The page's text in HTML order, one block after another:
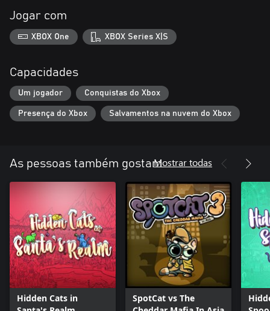
Jogar com
XBOX One XBOX Series X|S
Capacidades
Um jogador Conquistas do Xbox
Presença do Xbox Salvamentos na nuvem do Xbox
As pessoas também gostamMostrar todas
Hidden Cats in
SpotCat vs The